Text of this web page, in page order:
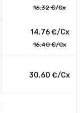
16.32 €/cx
14.76 €/cx
16.40 €/cx
30.60 €/cx